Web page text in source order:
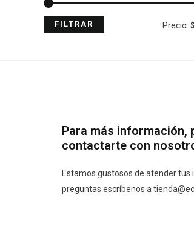
FILTRAR Precio:
Para más información,
contactarte con
Estamos gustosos de atender tus
preguntas escríbenos a